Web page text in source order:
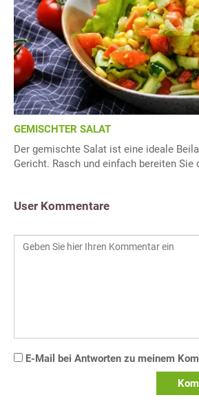
GEMISCHTER SALAT
Der gemischte Salat ist eine ideale
Gericht. Rasch und einfach bereiten Sie
User Kommentare
E-Mail bei Antworten zu meinem